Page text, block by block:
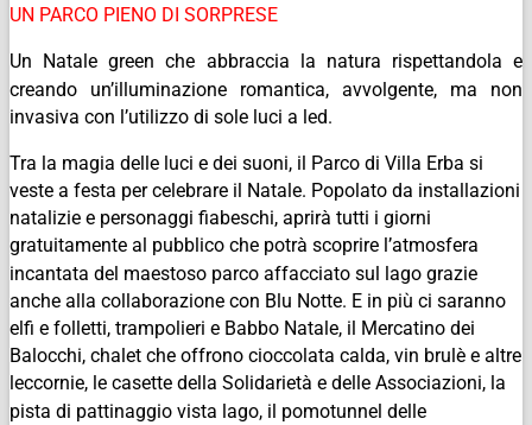
UN PARCO PIENO DI SORPRESE
Un Natale green che abbraccia la natura rispettandola e
creando un’illuminazione romantica, avvolgente, ma non
invasiva con l’utilizzo di sole luci a led.
Tra la magia delle luci e dei suoni, il Parco di Villa Erba si
veste a festa per celebrare il Natale. Popolato da installazioni
natalizie e personaggi fiabeschi, aprirà tutti i giorni
gratuitamente al pubblico che potrà scoprire l’atmosfera
incantata del maestoso parco affacciato sul lago grazie
anche alla collaborazione con Blu Notte. E in più ci saranno
elfi e folletti, trampolieri e Babbo Natale, il Mercatino dei
Balocchi, chalet che offrono cioccolata calda, vin brulè e altre
leccornie, le casette della Solidarietà e delle Associazioni, la
pista di pattinaggio vista lago, il pomotunnel delle